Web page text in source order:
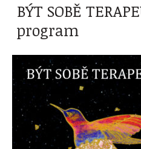
BÝT SOBĚ
program